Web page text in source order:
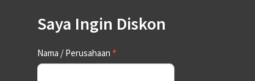
Saya Ingin Diskon
Contact
Us
Nama / Perusahaan *